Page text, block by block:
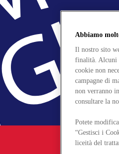
Abbiamo
Il nostro sito
finalità. Alcuni
cookie non
campagne di
non verranno
consultare la
Potete
“Gestisci i
liceità del